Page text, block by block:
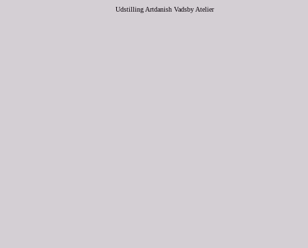
Udstilling Artdanish Vadsby Atelier